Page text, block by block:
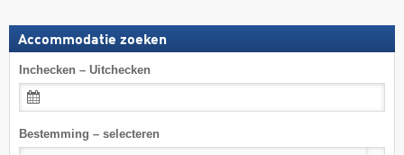
Accommodatie zoeken
Inchecken – Uitchecken
Bestemming – selecteren